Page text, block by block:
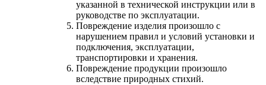
указанной в технической инструкции или в
руководстве по эксплуатации.
Повреждение изделия произошло с
нарушением правил и условий установки и
подключения, эксплуатации,
транспортировки и хранения.
Повреждение продукции произошло
вследствие природных стихий.